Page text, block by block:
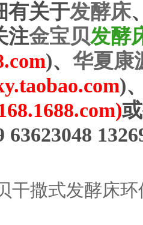
有关于发酵床
注金宝贝发酵
)、 华夏康
)
)
63623048
干撒式发酵床